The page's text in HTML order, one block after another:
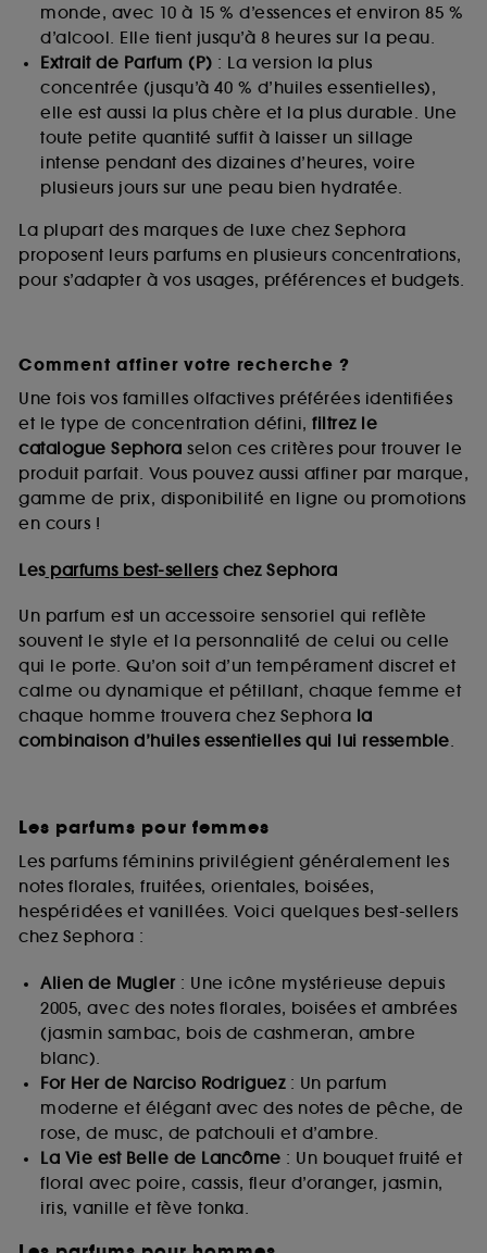
monde, avec 10 à 15 % d’essences et environ 85 %
d’alcool. Elle tient jusqu’à 8 heures sur la peau.
Extrait de Parfum (P) : La version la plus
concentrée (jusqu’à 40 % d’huiles essentielles),
elle est aussi la plus chère et la plus durable. Une
toute petite quantité suffit à laisser un sillage
intense pendant des dizaines d’heures, voire
plusieurs jours sur une peau bien hydratée.
La plupart des marques de luxe chez Sephora
proposent leurs parfums en plusieurs concentrations,
pour s’adapter à vos usages, préférences et budgets.
Comment affiner votre recherche ?
Une fois vos familles olfactives préférées identifiées
et le type de concentration défini, filtrez le
catalogue Sephora selon ces critères pour trouver le
produit parfait. Vous pouvez aussi affiner par marque,
gamme de prix, disponibilité en ligne ou promotions
en cours !
Lesparfums best-sellerschez Sephora
Un parfum est un accessoire sensoriel qui reflète
souvent le style et la personnalité de celui ou celle
qui le porte. Qu’on soit d’un tempérament discret et
calme ou dynamique et pétillant, chaque femme et
chaque homme trouvera chez Sephora la
combinaison d’huiles essentielles qui lui ressemble.
Les parfums pour femmes
Les parfums féminins privilégient généralement les
notes florales, fruitées, orientales, boisées,
hespéridées et vanillées. Voici quelques best-sellers
chez Sephora :
Alien de Mugler: Une icône mystérieuse depuis
2005, avec des notes florales, boisées et ambrées
(jasmin sambac, bois de cashmeran, ambre
blanc).
For Her de Narciso Rodriguez: Un parfum
moderne et élégant avec des notes de pêche, de
rose, de musc, de patchouli et d’ambre.
La Vie est Belle de Lancôme : Un bouquet fruité et
floral avec poire, cassis, fleur d’oranger, jasmin,
iris, vanille et fève tonka.